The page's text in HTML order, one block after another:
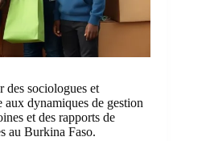
des sociologues et
aux dynamiques de gestion
et des rapports de
au Burkina Faso.